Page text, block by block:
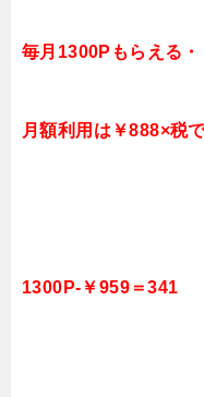
毎月1300Pもらえる・
月額利用は￥888×税
1300P-￥959＝341